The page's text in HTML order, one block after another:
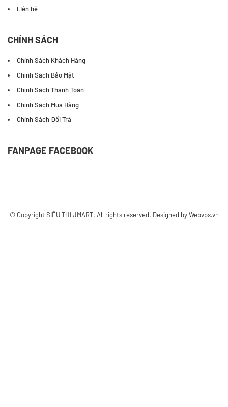
Liên hệ
CHÍNH SÁCH
Chính Sách Khách Hàng
Chính Sách Bảo Mật
Chính Sách Thanh Toán
Chính Sách Mua Hàng
Chính Sách Đổi Trả
FANPAGE FACEBOOK
© Copyright SIÊU THỊ JMART. All rights reserved. Designed byWebvps.vn